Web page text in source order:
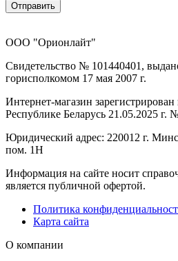
Отправить
ООО "Орионлайт"
Свидетельство № 101440401,
горисполкомом 17 мая 2007 г.
Интернет-магазин
Республике Беларусь 21.05.2025 г.
Юридический адрес: 220012 г.
пом. 1Н
Информация на сайте носит
является публичной офертой.
Политика
Карта сайта
О компании